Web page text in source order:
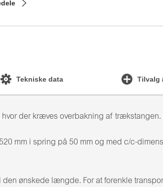
Tekniske data Tilvalg
der kræves overbakning af
mm i spring på 50 mm og med c/c-
den ønskede længde. For at forenkle